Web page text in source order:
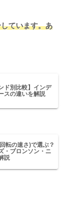
ています。あ
ド別比較】インデ
スの違いを解説
転の速さ)で選ぶ？
・ブロンソン・ニ
説